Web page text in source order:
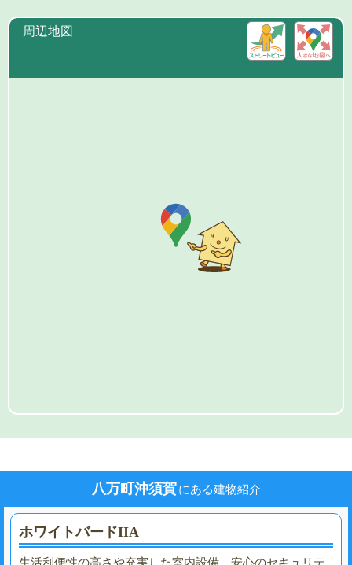
周辺地図
八万町沖須賀 にある建物紹介
ホワイトバードIIA